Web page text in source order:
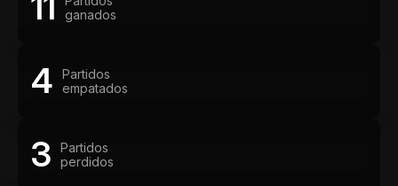
ganados
4
Partidos
empatados
3
Partidos
perdidos